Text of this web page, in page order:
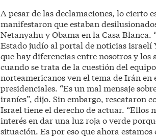
A pesar de las declamaciones, lo cierto
manifestaron que estaban
Netanyahu y Obama en la Casa
Estado judío al portal de noticias israelí
que hay diferencias entre nosotros y
cuando se trata de la cuestión del
norteamericanos ven el tema de Irán
presidenciales. “Es un mal mensaje
iraníes”, dijo. Sin embargo, rescataron
Israel tiene el derecho de actuar. “Ellos
interés en dar una luz roja o verde
situación. Es por eso que ahora estamos